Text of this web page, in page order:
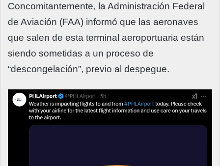
Concomitantemente, la Administración Federal
de Aviación (FAA) informó que las aeronaves
que salen de esta terminal aeroportuaria están
siendo sometidas a un proceso de
“descongelación”, previo al despegue.